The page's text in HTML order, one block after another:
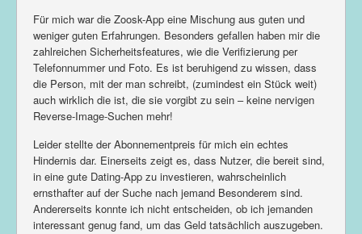
Für mich war die Zoosk-App eine Mischung aus guten und
weniger guten Erfahrungen. Besonders gefallen haben mir die
zahlreichen Sicherheitsfeatures, wie die Verifizierung per
Telefonnummer und Foto. Es ist beruhigend zu wissen, dass
die Person, mit der man schreibt, (zumindest ein Stück weit)
auch wirklich die ist, die sie vorgibt zu sein – keine nervigen
Reverse-Image-Suchen mehr!
Leider stellte der Abonnementpreis für mich ein echtes
Hindernis dar. Einerseits zeigt es, dass Nutzer, die bereit sind,
in eine gute Dating-App zu investieren, wahrscheinlich
ernsthafter auf der Suche nach jemand Besonderem sind.
Andererseits konnte ich nicht entscheiden, ob ich jemanden
interessant genug fand, um das Geld tatsächlich auszugeben.